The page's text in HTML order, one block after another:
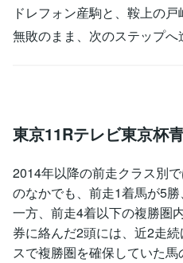
ドレフォン産駒と、鞍上の戸
無敗のまま、次のステップへ
東京11Rテレビ東京杯
2014年以降の前走クラス別
のなかでも、前走1着馬が5勝
一方、前走4着以下の複勝圏
券に絡んだ2頭には、近2走
スで複勝圏を確保していた馬